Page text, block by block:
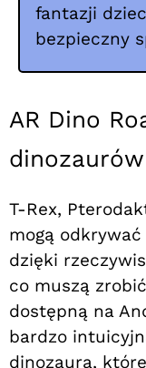
fantazji
bezpieczny
AR Dino
dinozaurów
T-Rex,
mogą
dzięki
co muszą
dostępną na
bardzo
dinozaura,